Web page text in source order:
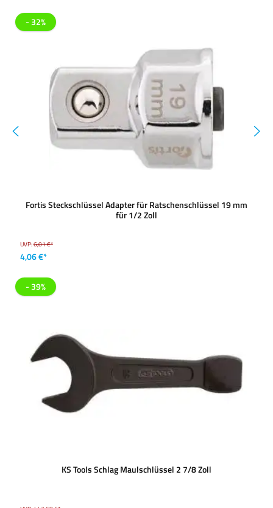
- 32%
Fortis Steckschlüssel Adapter für Ratschenschlüssel 19 mm
für 1/2 Zoll
UVP:6,01 €*
4,06 €*
- 39%
KS Tools Schlag Maulschlüssel 2 7/8 Zoll